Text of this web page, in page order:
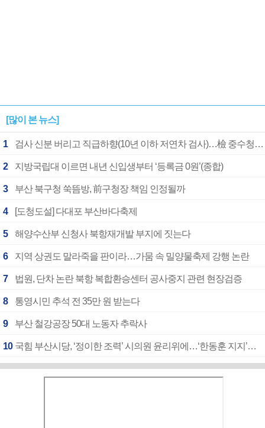
[많이 본 뉴스]
1 검사 신분 버리고 직급하향(10년 이하 저연차 검사)…檢 중수청행 기피
2 지방국립대 이르면 내년 신입생부터 ‘등록금 0원’(종합)
3 부산 북구청 쑥뜸방, 前구청장 책임 인정될까
4 [도청도설] 다대포 부산바다축제
5 해양수산부 신청사 북항재개발 부지에 짓는다
6 지역 상권도 말라죽을 판이라…가뭄 속 밀양물축제 강행 논란
7 법원, 단차 논란 북항 복합환승센터 공사중지 관련 현장검증
8 통영시민 추석 전 35만 원 받는다
9 부산 철강공장 50대 노동자 추락사
10 국힘 부산시당, ‘정이한 조력’ 시의원 윤리위에…‘한동훈 지지’도 신고접수